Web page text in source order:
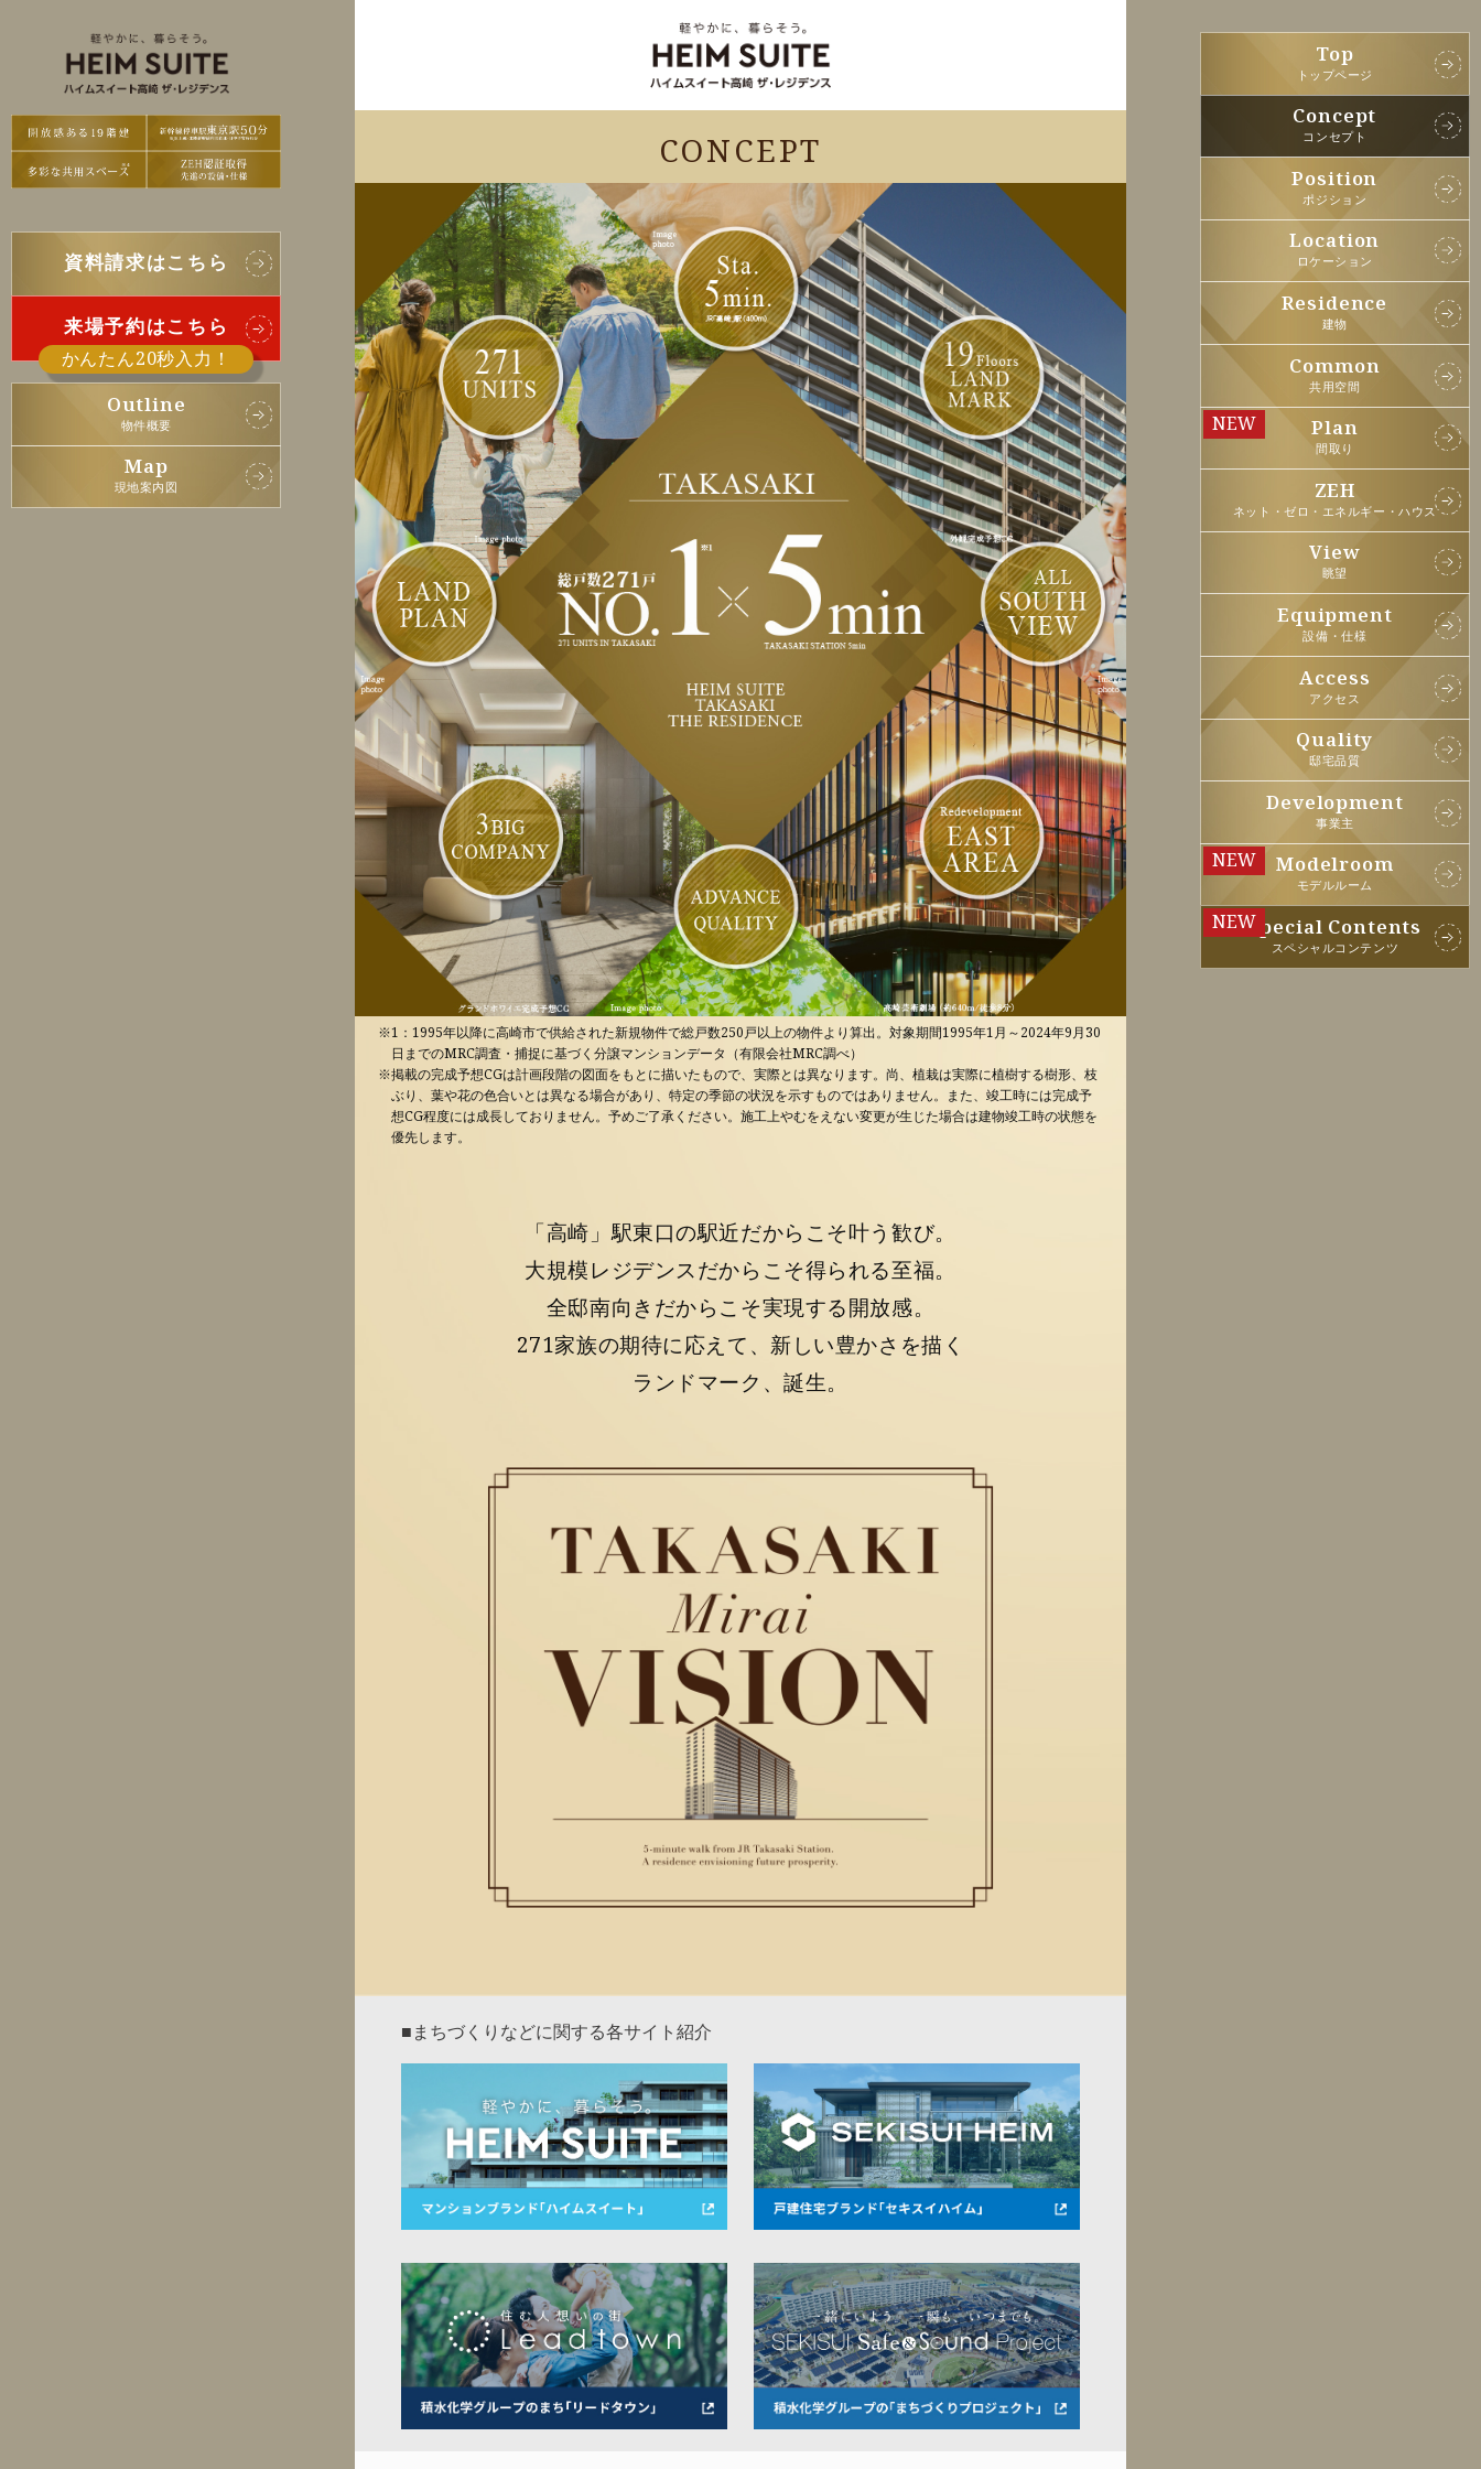
資料請求はこちら
来場予約はこちら
かんたん20秒入力！
Outline
物件概要
Map
現地案内図
Top
トップページ
Concept
コンセプト
Position
ポジション
Location
ロケーション
Residence
建物
Common
共用空間
Plan
間取り
ZEH
ネット・ゼロ・エネルギー・ハウス
View
眺望
Equipment
設備・仕様
Access
アクセス
Quality
邸宅品質
Development
事業主
Modelroom
モデルルーム
Special Contents
スペシャルコンテンツ
CONCEPT
※1：1995年以降に高崎市で供給された新規物件で総戸数250戸以上の物件より算出。対象期間1995年1月～2024年9月30
日までのMRC調査・捕捉に基づく分譲マンションデータ（有限会社MRC調べ）
※掲載の完成予想CGは計画段階の図面をもとに描いたもので、実際とは異なります。尚、植栽は実際に植樹する樹形、枝
ぶり、葉や花の色合いとは異なる場合があり、特定の季節の状況を示すものではありません。また、竣工時には完成予
想CG程度には成長しておりません。予めご了承ください。施工上やむをえない変更が生じた場合は建物竣工時の状態を
優先します。
「高崎」駅東口の駅近だからこそ叶う歓び。
大規模レジデンスだからこそ得られる至福。
全邸南向きだからこそ実現する開放感。
271家族の期待に応えて、新しい豊かさを描く
ランドマーク、誕生。
■まちづくりなどに関する各サイト紹介